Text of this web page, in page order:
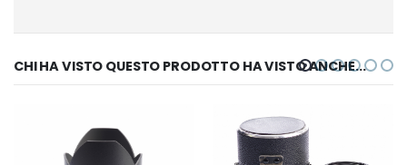
CHI HA VISTO QUESTO PRODOTTO HA VISTO ANCHE...